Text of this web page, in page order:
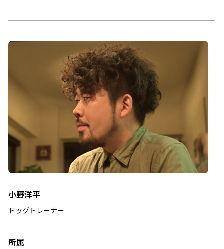
小野洋平
ドッグトレーナー
所属